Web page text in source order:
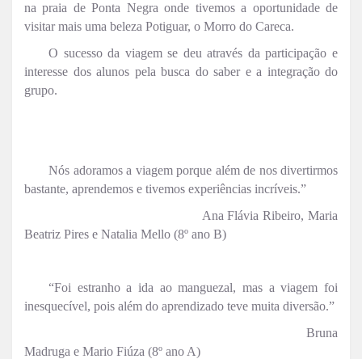
na praia de Ponta Negra onde tivemos a oportunidade de
visitar mais uma beleza Potiguar, o Morro do Careca.
O sucesso da viagem se deu através da participação e
interesse dos alunos pela busca do saber e a integração do
grupo.
Nós adoramos a viagem porque além de nos divertirmos
bastante, aprendemos e tivemos experiências incríveis.”
Ana Flávia Ribeiro, Maria
Beatriz Pires e Natalia Mello (8º ano B)
“Foi estranho a ida ao manguezal, mas a viagem foi
inesquecível, pois além do aprendizado teve muita diversão.”
Bruna
Madruga e Mario Fiúza (8º ano A)